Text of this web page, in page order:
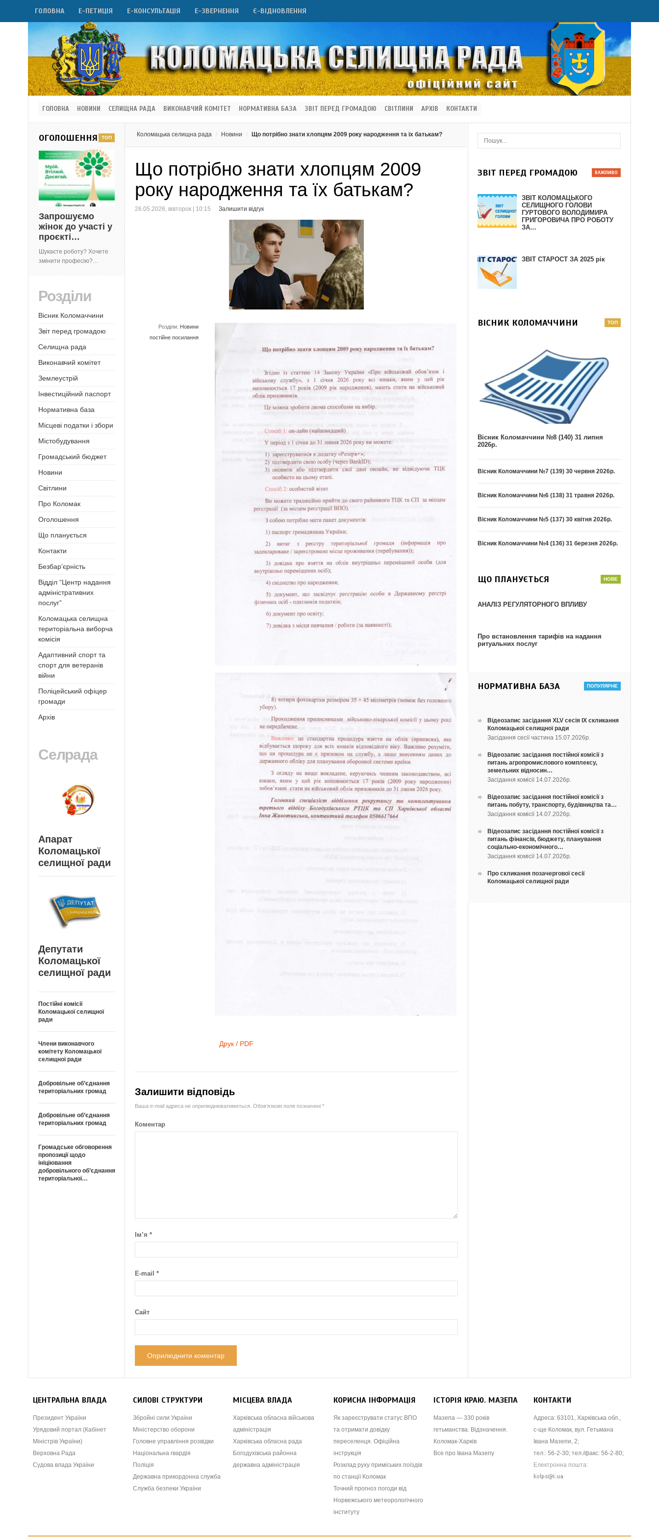
ГОЛОВНА Е-ПЕТИЦІЯ Е-КОНСУЛЬТАЦІЯ Е-ЗВЕРНЕННЯ Є-ВІДНОВЛЕННЯ
ГОЛОВНА НОВИНИ СЕЛИЩНА РАДА ВИКОНАВЧИЙ КОМІТЕТ НОРМАТИВНА БАЗА ЗВІТ ПЕРЕД ГРОМАДОЮ СВІТЛИНИ АРХІВ КОНТАКТИ
Коломацька селищна рада Новини Що потрібно знати хлопцям 2009 року народження та їх батькам?
Що потрібно знати хлопцям 2009
року народження та їх батькам?
26.05.2026, вівторок | 10:15 Залишити відгук
Розділи: Новини
постійне посилання
Друк / PDF
Залишити відповідь
Ваша e-mail адреса не оприлюднюватиметься. Обов’язкові поля позначені*
Коментар
Ім’я*
E-mail*
Сайт
ОГОЛОШЕННЯ
Запрошуємо
жінок до участі у
проєкті…
Шукаєте роботу? Хочете
змінити професію?…
Розділи
Вісник Коломаччини
Звіт перед громадою
Селищна рада
Виконавчий комітет
Землеустрій
Інвестиційний паспорт
Нормативна база
Місцеві податки і збори
Містобудування
Громадський бюджет
Новини
Світлини
Про Коломак
Оголошення
Що планується
Контакти
Безбар’єрність
Відділ “Центр надання
адміністративних
послуг”
Коломацька селищна
територіальна виборча
комісія
Адаптивний спорт та
спорт для ветеранів
війни
Поліцейський офіцер
громади
Архів
Селрада
Апарат
Коломацької
селищної ради
Депутати
Коломацької
селищної ради
Постійні комісії
Коломацької селищної
ради
Члени виконавчого
комітету Коломацької
селищної ради
Добровільне об’єднання
територіальних громад
Добровільне об’єднання
територіальних громад
Громадське обговорення
пропозиції щодо
ініціювання
добровільного об’єднання
територіальної…
ЗВІТ ПЕРЕД ГРОМАДОЮ
ЗВІТ КОЛОМАЦЬКОГО
СЕЛИЩНОГО ГОЛОВИ
ГУРТОВОГО ВОЛОДИМИРА
ГРИГОРОВИЧА ПРО РОБОТУ
ЗА…
ЗВІТ СТАРОСТ ЗА 2025 рік
ВІСНИК КОЛОМАЧЧИНИ
Вісник Коломаччини №8 (140) 31 липня
2026р.
Вісник Коломаччини №7 (139) 30 червня 2026р.
Вісник Коломаччини №6 (138) 31 травня 2026р.
Вісник Коломаччини №5 (137) 30 квітня 2026р.
Вісник Коломаччини №4 (136) 31 березня 2026р.
ЩО ПЛАНУЄТЬСЯ
АНАЛІЗ РЕГУЛЯТОРНОГО ВПЛИВУ
Про встановлення тарифів на надання
ритуальних послуг
НОРМАТИВНА БАЗА
Відеозапис засідання ХLV сесія ІХ скликання
Коломацької селищної ради
Засідання сесії частина 15.07.2026р.
Відеозапис засідання постійної комісії з
питань агропромислового комплексу,
земельних відносин…
Засідання комісії 14.07.2026р.
Відеозапис засідання постійної комісії з
питань побуту, транспорту, будівництва та…
Засідання комісії 14.07.2026р.
Відеозапис засідання постійної комісії з
питань фінансів, бюджету, планування
соціально-економічного…
Засідання комісії 14.07.2026р.
Про скликання позачергової сесії
Коломацької селищної ради
ЦЕНТРАЛЬНА ВЛАДА
Президент України
Урядовий портал (Кабінет
Міністрів України)
Верховна Рада
Судова влада України
СИЛОВІ СТРУКТУРИ
Збройні сили України
Міністерство оборони
Головне управління розвідки
Національна гвардія
Поліція
Державна прикордонна служба
Служба безпеки України
МІСЦЕВА ВЛАДА
Харківська обласна військова
адміністрація
Харківська обласна рада
Богодухівська районна
державна адміністрація
КОРИСНА ІНФОРМАЦІЯ
Як зареєструвати статус ВПО
та отримати довідку
переселенця. Офіційна
інструкція
Розклад руху приміських поїздів
по станції Коломак
Точний прогноз погоди від
Норвежського метеорологічного
інституту
ІСТОРІЯ КРАЮ. МАЗЕПА
Мазепа — 330 років
гетьманства. Відзначення.
Коломак-Харків
Все про Івана Мазепу
КОНТАКТИ
Адреса: 63101, Харківська обл.,
с-ще Коломак, вул. Гетьмана
Івана Мазепи, 2;
тел.: 56-2-30; тел./факс: 56-2-80;
Електронна пошта: